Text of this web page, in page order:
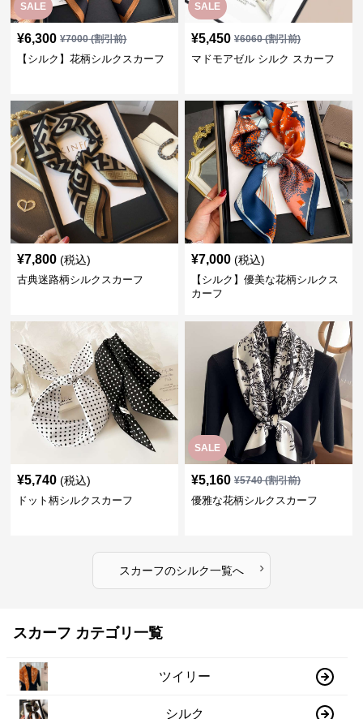
SALE
¥6,300 ¥7000(割引前)
【シルク】花柄シルクスカーフ
SALE
¥5,450 ¥6060(割引前)
マドモアゼル シルク スカーフ
¥7,800 (税込)
古典迷路柄シルクスカーフ
¥7,000 (税込)
【シルク】優美な花柄シルクス
カーフ
¥5,740 (税込)
ドット柄シルクスカーフ
SALE
¥5,160 ¥5740(割引前)
優雅な花柄シルクスカーフ
スカーフのシルク一覧へ ›
スカーフ カテゴリ一覧
ツイリー
シルク